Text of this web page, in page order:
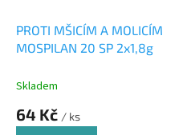
PROTI MŠICÍM A MOLICÍM
MOSPILAN 20 SP 2x1,8g
Skladem
64 Kč / ks